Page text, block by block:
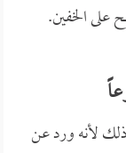
على الخفين.
لأنه ورد عن